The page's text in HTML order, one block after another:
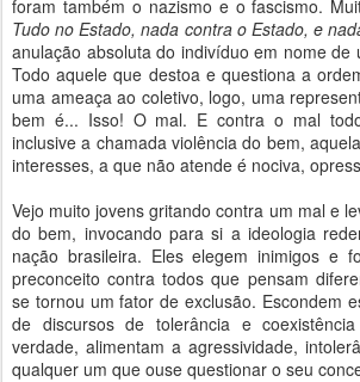
foram também o nazismo e o fascismo.
Tudo no Estado, nada contra o Estado, e
anulação absoluta do indivíduo em nome de
Todo aquele que destoa e questiona a
uma ameaça ao coletivo, logo, uma
bem é... Isso! O mal. E contra o mal
inclusive a chamada violência do bem,
interesses, a que não atende é nociva,
Vejo muito jovens gritando contra um mal e
do bem, invocando para si a ideologia
nação brasileira. Eles elegem inimigos e
preconceito contra todos que pensam
se tornou um fator de exclusão. Escondem
de discursos de tolerância e
verdade, alimentam a agressividade,
qualquer um que ouse questionar o seu